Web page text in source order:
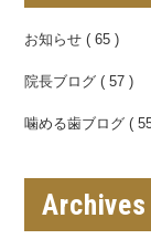
お知らせ ( 65 )
院長ブログ ( 57 )
噛める歯ブログ (
Archives